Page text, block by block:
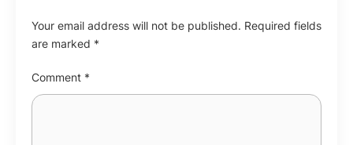
Your email address will not be published. Required fields
are marked *
Comment *